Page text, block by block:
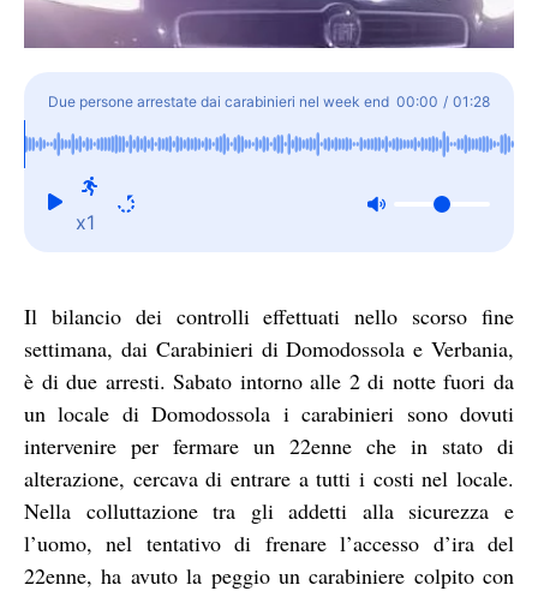
Due persone arrestate dai carabinieri nel week end
a Domodossola e Verbania
00:00 / 01:28
x1
Il bilancio dei controlli effettuati nello scorso fine
settimana, dai Carabinieri di Domodossola e Verbania,
è di due arresti. Sabato intorno alle 2 di notte fuori da
un locale di Domodossola i carabinieri sono dovuti
intervenire per fermare un 22enne che in stato di
alterazione, cercava di entrare a tutti i costi nel locale.
Nella colluttazione tra gli addetti alla sicurezza e
l’uomo, nel tentativo di frenare l’accesso d’ira del
22enne, ha avuto la peggio un carabiniere colpito con